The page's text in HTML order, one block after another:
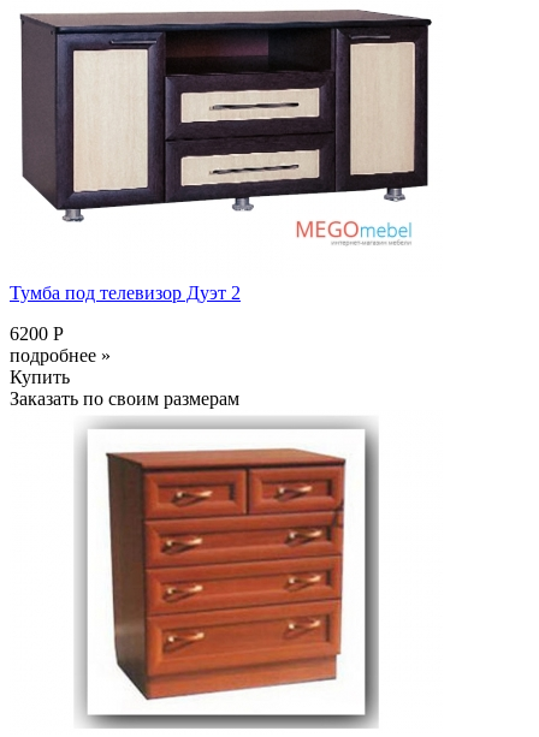
Тумба под телевизор Дуэт 2
6200 Р
подробнее »
Купить
Заказать по своим размерам